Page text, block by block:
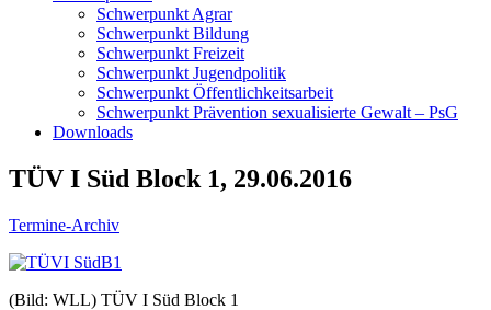
Schwerpunkt Agrar
Schwerpunkt Bildung
Schwerpunkt Freizeit
Schwerpunkt Jugendpolitik
Schwerpunkt Öffentlichkeitsarbeit
Schwerpunkt Prävention sexualisierte Gewalt – PsG
Downloads
TÜV I Süd Block 1, 29.06.2016
Termine-Archiv
(Bild: WLL) TÜV I Süd Block 1